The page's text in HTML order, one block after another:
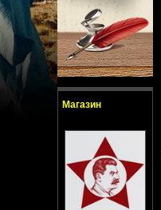
Магазин